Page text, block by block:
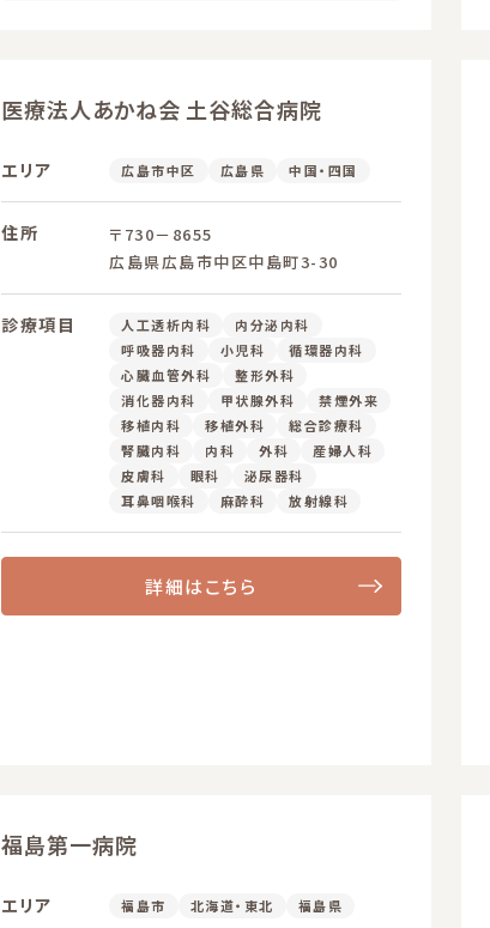
医療法人あかね会 土谷総合病院
エリア 広島市中区 広島県 中国・四国
住所
〒730－8655
広島県広島市中区中島町3-30
診療項目 人工透析内科
内分泌内科
呼吸器内科
小児科
循環器内科
心臓血管外科
整形外科
消化器内科
甲状腺外科
禁煙外来
移植内科
移植外科
総合診療科
腎臓内科
内科 外科
産婦人科
皮膚科
眼科
泌尿器科
耳鼻咽喉科
麻酔科 放射線科
詳細はこちら
福島第一病院
エリア 福島市 北海道・東北 福島県